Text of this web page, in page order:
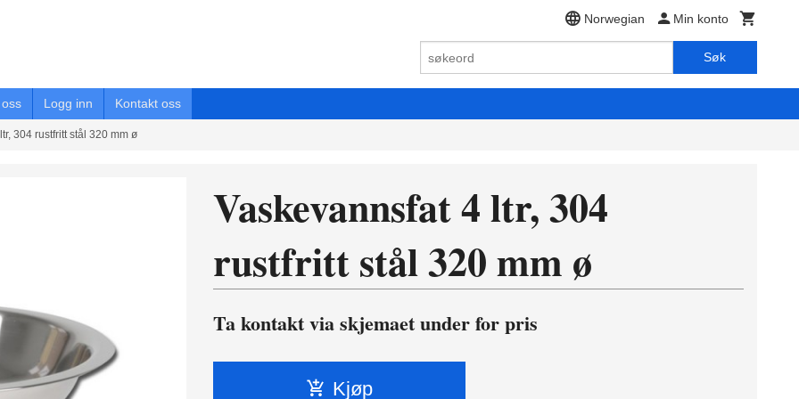
Norwegian Min konto
Søk
Logg inn Kontakt oss
304 rustfritt stål 320 mm ø
Vaskevannsfat 4 ltr, 304
rustfritt stål 320 mm ø
Ta kontakt via skjemaet under for pris
Kjøp